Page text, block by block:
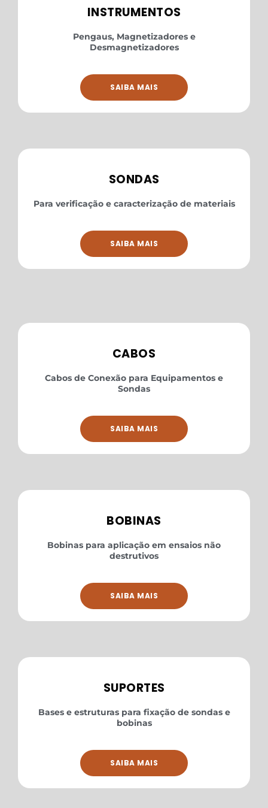
INSTRUMENTOS
Pengaus, Magnetizadores e
Desmagnetizadores
SAIBA MAIS
SONDAS
Para verificação e caracterização de materiais
SAIBA MAIS
CABOS
Cabos de Conexão para Equipamentos e
Sondas
SAIBA MAIS
BOBINAS
Bobinas para aplicação em ensaios não
destrutivos
SAIBA MAIS
SUPORTES
Bases e estruturas para fixação de sondas e
bobinas
SAIBA MAIS